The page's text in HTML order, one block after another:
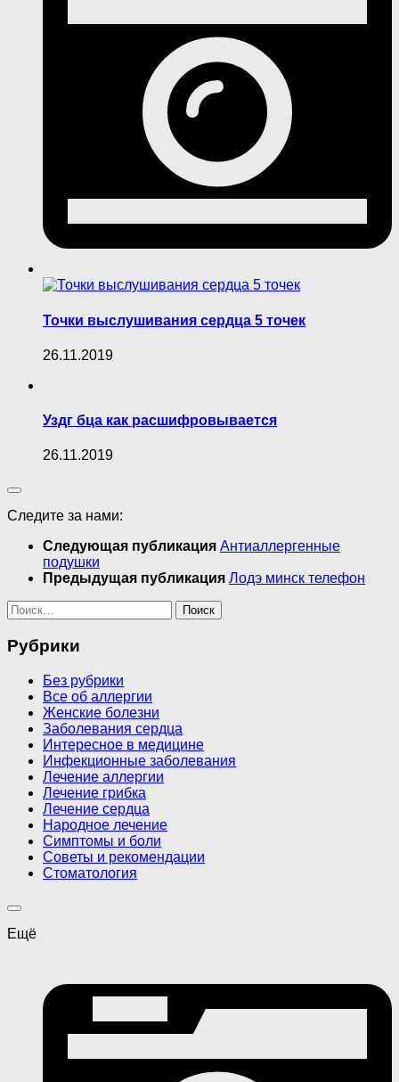
Точки выслушивания сердца 5 точек
26.11.2019
Уздг бца как расшифровывается
26.11.2019
Следите за нами:
Следующая публикация Антиаллергенные
подушки
Предыдущая публикация Лодэ минск телефон
Найти:
Рубрики
Без рубрики
Все об аллергии
Женские болезни
Заболевания сердца
Интересное в медицине
Инфекционные заболевания
Лечение аллергии
Лечение грибка
Лечение сердца
Народное лечение
Симптомы и боли
Советы и рекомендации
Стоматология
Ещё